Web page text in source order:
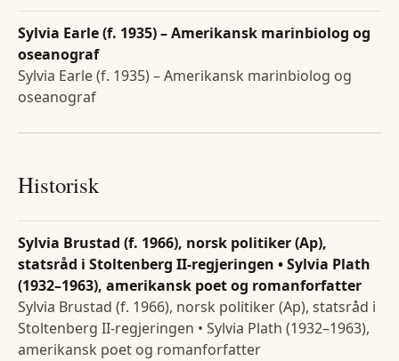
Sylvia Earle (f. 1935) – Amerikansk marinbiolog og
oseanograf
Sylvia Earle (f. 1935) – Amerikansk marinbiolog og
oseanograf
Historisk
Sylvia Brustad (f. 1966), norsk politiker (Ap),
statsråd i Stoltenberg II-regjeringen • Sylvia Plath
(1932–1963), amerikansk poet og romanforfatter
Sylvia Brustad (f. 1966), norsk politiker (Ap), statsråd i
Stoltenberg II-regjeringen • Sylvia Plath (1932–1963),
amerikansk poet og romanforfatter